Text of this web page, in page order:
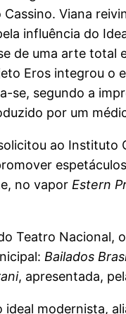
Viana
influência do
de uma arte total
Eros integrou o
se, segundo a
por um
ao
no vapor Estern
Teatro Nacional,
Bailados
, apresentada,
modernista,